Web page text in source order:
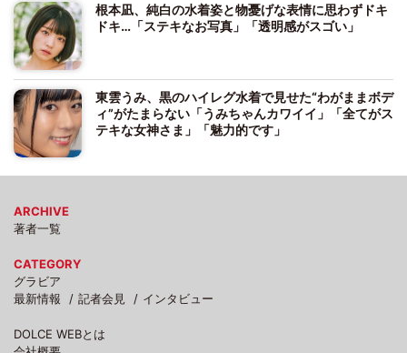
根本凪、純白の水着姿と物憂げな表情に思わずドキ
ドキ…「ステキなお写真」「透明感がスゴい」
東雲うみ、黒のハイレグ水着で見せた“わがままボデ
ィ”がたまらない「うみちゃんカワイイ」「全てがス
テキな女神さま」「魅力的です」
ARCHIVE
著者一覧
CATEGORY
グラビア
最新情報
記者会見 インタビュー
DOLCE WEBとは